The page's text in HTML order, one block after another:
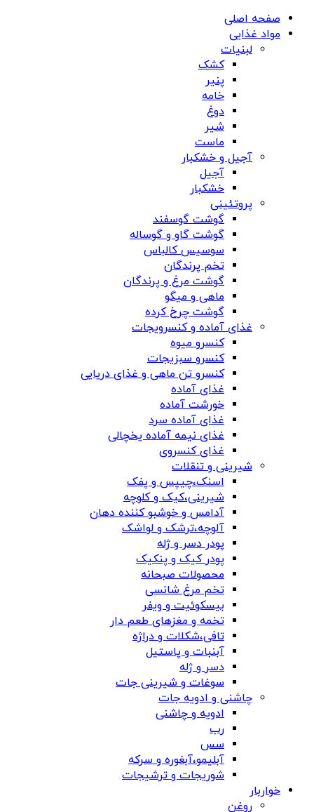
صفحه اصلی
مواد غذایی
لبنیات
کشک
پنیر
خامه
دوغ
شیر
ماست
آجیل و خشکبار
آجیل
خشکبار
پروتئینی
گوشت گوسفند
گوشت گاو و گوساله
سوسیس کالباس
تخم پرندگان
گوشت مرغ و پرندگان
ماهی و میگو
گوشت چرخ کرده
غذای آماده و کنسرویجات
کنسرو میوه
کنسرو سبزیجات
کنسرو تن ماهی و غذای دریایی
غذای آماده
خورشت آماده
غذای آماده سرد
غذای نیمه آماده یخچالی
غذای کنسروی
شیرینی و تنقلات
اسنک،چیپس و پفک
شیرینی،کیک و کلوچه
آدامس و خوشبو کننده دهان
آلوچه،ترشک و لواشک
پودر دسر و ژله
پودر کیک و پنکیک
محصولات صبحانه
تخم مرغ شانسی
بیسکوئیت و ویفر
تخمه و مغزهای طعم دار
تافی،شکلات و دراژه
آبنبات و پاستیل
دسر و ژله
سوغات و شیرینی جات
چاشنی و ادویه جات
ادویه و چاشنی
رب
سس
آبلیمو،آبغوره و سرکه
شوریجات و ترشیجات
خواربار
روغن